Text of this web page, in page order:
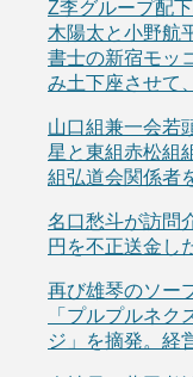
Z李グループ配
木陽太と小野航
書士の新宿モッ
み土下座させて
山口組兼一会若
星と東組赤松組
組弘道会関係者
名口愁斗が訪問
円を不正送金し
再び雄琴のソー
「プルプルネ
ジ」を摘発。経